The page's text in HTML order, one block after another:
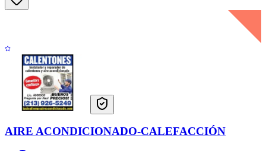
AIRE ACONDICIONADO-CALEFACCIÓN